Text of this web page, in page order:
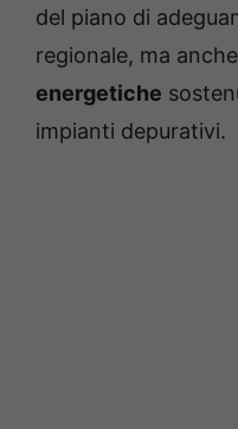
del piano di
regionale, ma
energetiche
impianti depurativi.